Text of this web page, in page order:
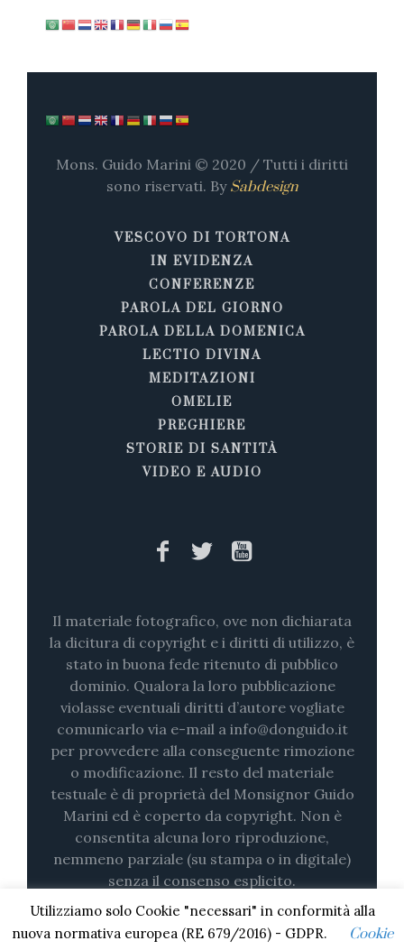
Mons. Guido Marini © 2020 / Tutti i diritti
sono riservati. By Sabdesign
VESCOVO DI TORTONA
IN EVIDENZA
CONFERENZE
PAROLA DEL GIORNO
PAROLA DELLA DOMENICA
LECTIO DIVINA
MEDITAZIONI
OMELIE
PREGHIERE
STORIE DI SANTITÀ
VIDEO E AUDIO
Il materiale fotografico, ove non dichiarata
la dicitura di copyright e i diritti di utilizzo, è
stato in buona fede ritenuto di pubblico
dominio. Qualora la loro pubblicazione
violasse eventuali diritti d’autore vogliate
comunicarlo via e-mail a info@donguido.it
per provvedere alla conseguente rimozione
o modificazione. Il resto del materiale
testuale è di proprietà del Monsignor Guido
Marini ed è coperto da copyright. Non è
consentita alcuna loro riproduzione,
nemmeno parziale (su stampa o in digitale)
senza il consenso esplicito.
Utilizziamo solo Cookie "necessari" in conformità alla
nuova normativa europea (RE 679/2016) - GDPR.
Cookie